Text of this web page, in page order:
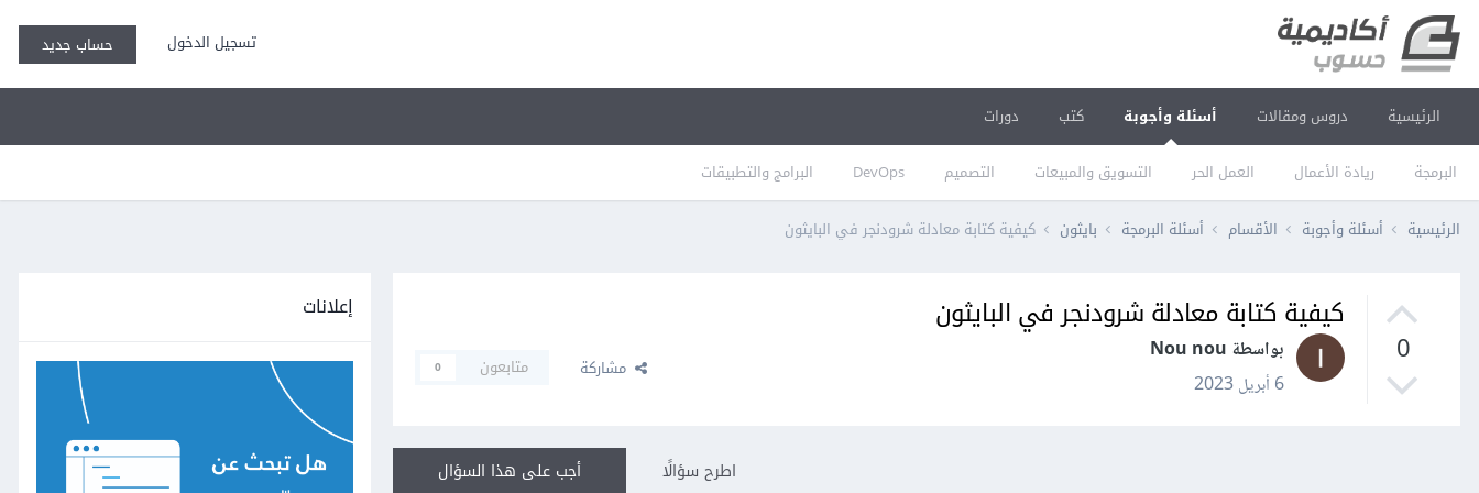
تسجيل الدخول حساب جديد
الرئيسية دروس ومقالات أسئلة وأجوبة
البرمجة ريادة الأعمال العمل الحر التسويق والمبيعات التصميم DevOps البرامج والتطبيقات
كتب دورات
الرئيسية أسئلة وأجوبة الأقسام أسئلة البرمجة بايثون كيفية كتابة معادلة شرودنجر في البايثون
0
كيفية كتابة معادلة شرودنجر في البايثون
بواسطة Nou nou
6 أبريل 2023
مشاركة متابعون 0
أجب على هذا السؤال اطرح سؤالًا
إعلانات